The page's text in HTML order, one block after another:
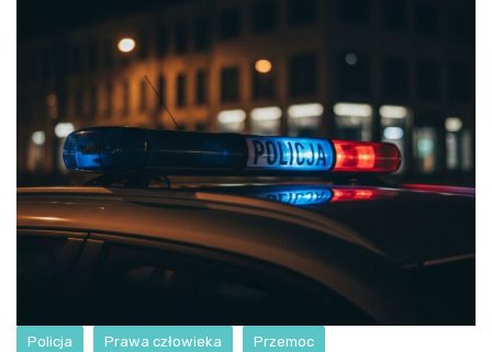
Policja Prawa człowieka Przemoc